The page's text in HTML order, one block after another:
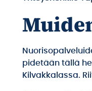
pidetään tällä
Kilvakkalassa.